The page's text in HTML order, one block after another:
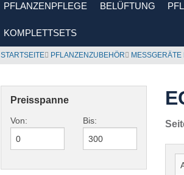
PFLANZENPFLEGE BELÜFTUNG
KOMPLETTSETS
STARTSEITE PFLANZENZUBEHÖR
Preisspanne
Von: Bis: